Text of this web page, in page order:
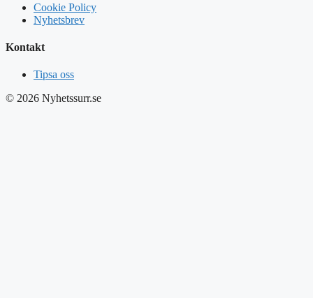
Cookie Policy
Nyhetsbrev
Kontakt
Tipsa oss
© 2026 Nyhetssurr.se